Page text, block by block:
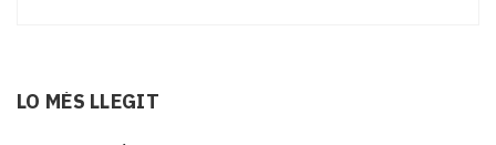
LO MÉS LLEGIT